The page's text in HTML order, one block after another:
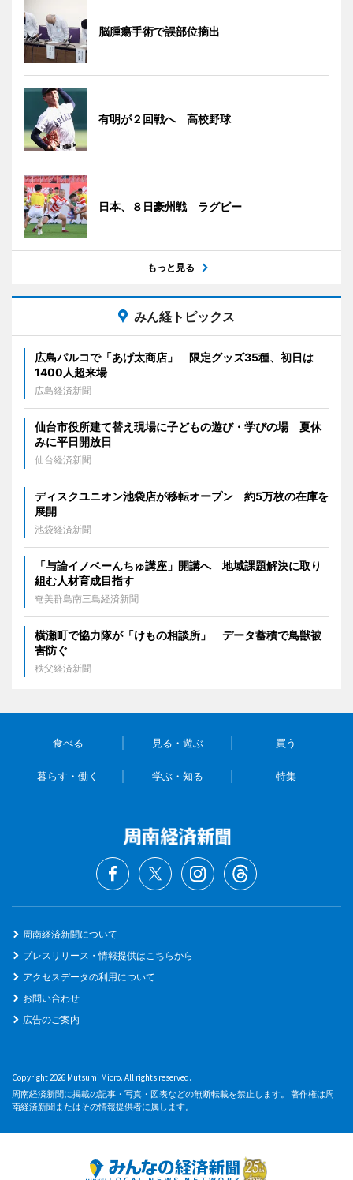
脳腫瘍手術で誤部位摘出
有明が２回戦へ 高校野球
日本、８日豪州戦 ラグビー
もっと見る
みん経トピックス
広島パルコで「あげ太商店」 限定グッズ35種、初日は
1400人超来場
広島経済新聞
仙台市役所建て替え現場に子どもの遊び・学びの場 夏休
みに平日開放日
仙台経済新聞
ディスクユニオン池袋店が移転オープン 約5万枚の在庫を
展開
池袋経済新聞
「与論イノベーんちゅ講座」開講へ 地域課題解決に取り
組む人材育成目指す
奄美群島南三島経済新聞
横瀬町で協力隊が「けもの相談所」 データ蓄積で鳥獣被
害防ぐ
秩父経済新聞
食べる 見る・遊ぶ 買う
暮らす・働く 学ぶ・知る 特集
周南経済新聞について
プレスリリース・情報提供はこちらから
アクセスデータの利用について
お問い合わせ
広告のご案内
Copyright 2026 Mutsumi Micro. All rights reserved.
周南経済新聞に掲載の記事・写真・図表などの無断転載を禁止します。 著作権は周
南経済新聞またはその情報提供者に属します。